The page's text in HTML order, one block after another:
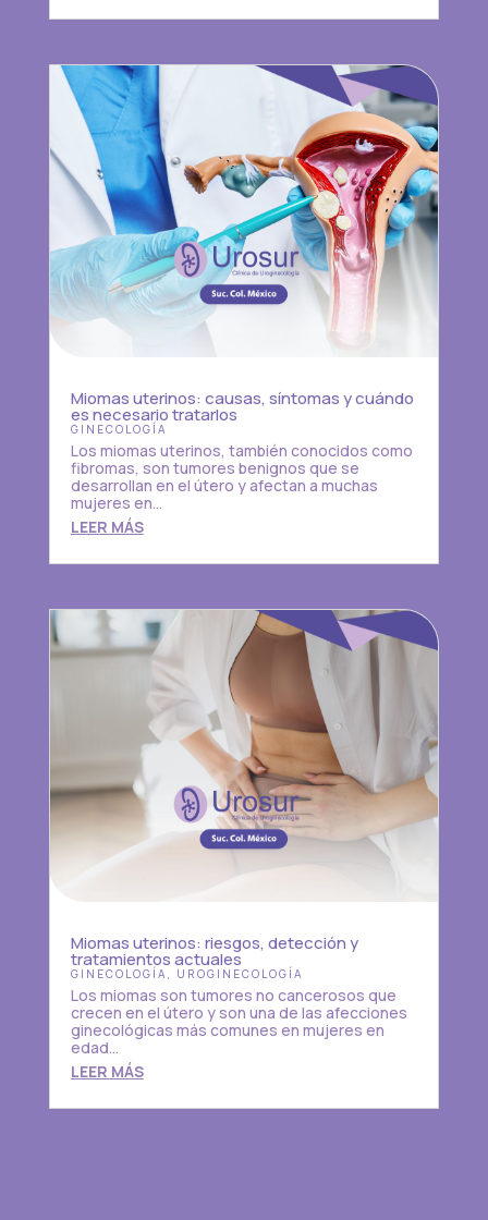
Miomas uterinos: causas, síntomas y cuándo
es necesario tratarlos
GINECOLOGÍA
Los miomas uterinos, también conocidos como
fibromas, son tumores benignos que se
desarrollan en el útero y afectan a muchas
mujeres en...
LEER MÁS
Miomas uterinos: riesgos, detección y
tratamientos actuales
GINECOLOGÍA UROGINECOLOGÍA
Los miomas son tumores no cancerosos que
crecen en el útero y son una de las afecciones
ginecológicas más comunes en mujeres en
edad...
LEER MÁS